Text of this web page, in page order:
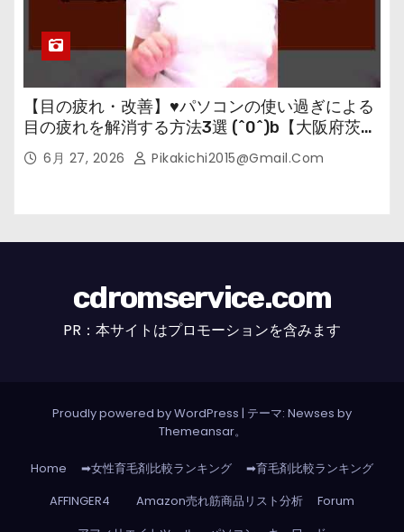
【目の疲れ・改善】♥パソコンの使い過ぎによる
目の疲れを解消する方法3選 (^0^)b【大阪府茨木
市の女性・美容鍼灸・整体師が教えます。】
6月 27, 2026 Pikakichi2015@gmail.com
cdromservice.com
PR：本サイトはプロモーションを含みます
Proudly powered by WordPress | テーマ: Newses by
Themeansar。
Home ➡女性育毛剤比較ランキング
➡育毛剤比較ランキング
AFFINGER4
Amazon売れ筋商品リスト分析
Forum